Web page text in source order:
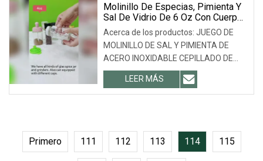
Molinillo De Especias, Pimienta Y
Sal De Vidrio De 6 Oz Con Cuerpo
Corto Y Rotor De Cerámica
Ajustable Para Regalos De Cocina
Acerca de los productos: JUEGO DE
MOLINILLO DE SAL Y PIMIENTA DE
ACERO INOXIDABLE CEPILLADO DE
VIDRIO DE ALTA CALIDAD: Los
molinillos de sal y pimienta Home EC
son fáciles de agarrar y están hechos
LEER MÁS
Primero 111 112 113 114 115